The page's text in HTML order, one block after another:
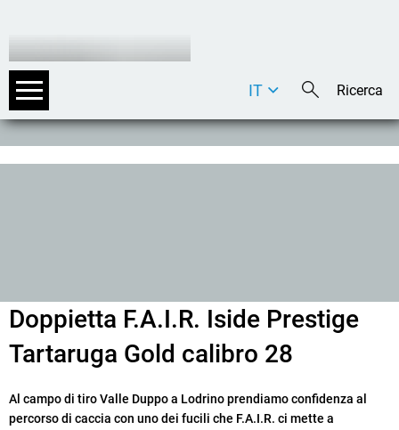
DE
IT
Doppietta F.A.I.R. Iside Prestige
Tartaruga Gold calibro 28
Al campo di tiro Valle Duppo a Lodrino prendiamo confidenza al
percorso di caccia con uno dei fucili che F.A.I.R. ci mette a